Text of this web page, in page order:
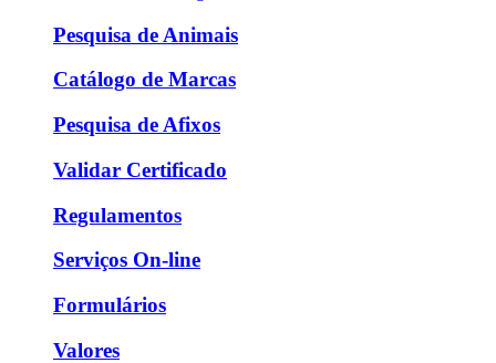
Pesquisa de Animais
Catálogo de Marcas
Pesquisa de Afixos
Validar Certificado
Regulamentos
Serviços On-line
Formulários
Valores